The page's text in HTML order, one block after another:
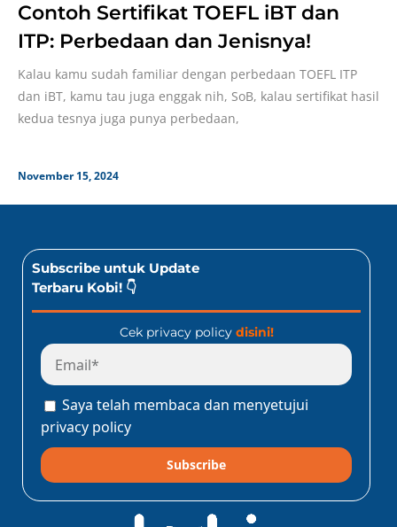
Contoh Sertifikat TOEFL iBT dan
ITP: Perbedaan dan Jenisnya!
Kalau kamu sudah familiar dengan perbedaan TOEFL ITP
dan iBT, kamu tau juga enggak nih, SoB, kalau sertifikat hasil
kedua tesnya juga punya perbedaan,
November 15, 2024
Subscribe untuk Update
Terbaru Kobi! 👇
Cek privacy policy disini!
Saya telah membaca dan menyetujui
privacy policy
Subscribe